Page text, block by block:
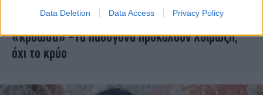
Data Deletion Data Access Privacy Policy
Πρασσάς: Γιατί πρέπει να σταματήσουμε να λέμε
«κρύωσα» -Τα παθογόνα προκαλούν λοίμωξη,
όχι το κρύο